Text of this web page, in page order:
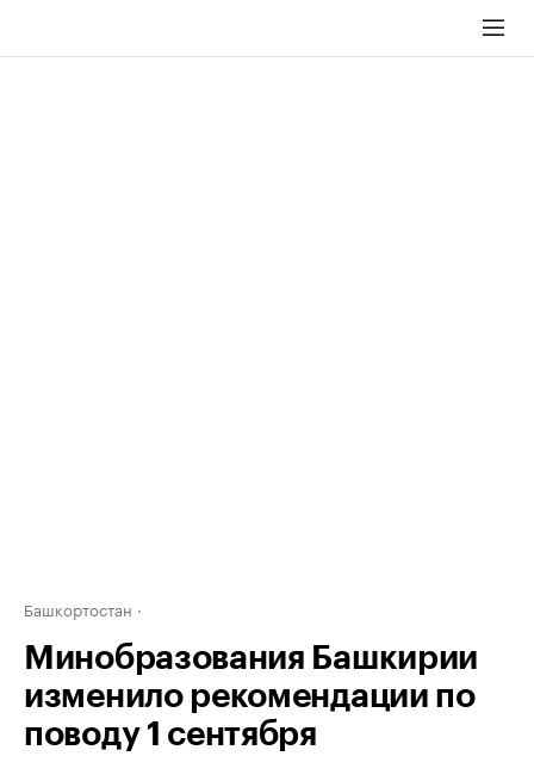
Башкортостан
Минобразования Башкирии
изменило рекомендации по
поводу 1 сентября